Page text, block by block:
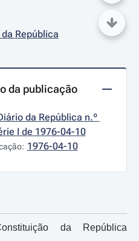
República
da publicação
da República n.º
I de 1976-04-10
1976-04-10
da República